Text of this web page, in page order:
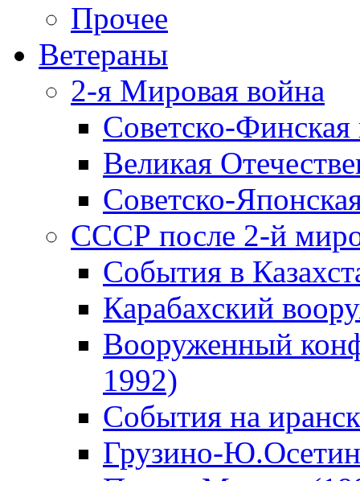
Прочее
Ветераны
2-я Мировая война
Советско-
Великая
Советско-
СССР после 2-й
События в
Карабахский
Вооруженный
1992)
События на
Грузино-